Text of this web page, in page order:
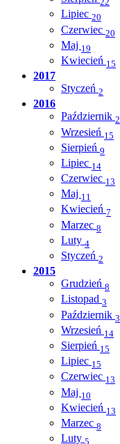
Lipiec 20
Czerwiec 20
Maj 19
Kwiecień 15
2017
Styczeń 2
2016
Październik 2
Wrzesień 15
Sierpień 9
Lipiec 14
Czerwiec 13
Maj 11
Kwiecień 7
Marzec 8
Luty 4
Styczeń 2
2015
Grudzień 8
Listopad 3
Październik 3
Wrzesień 14
Sierpień 15
Lipiec 15
Czerwiec 13
Maj 10
Kwiecień 13
Marzec 8
Luty 5